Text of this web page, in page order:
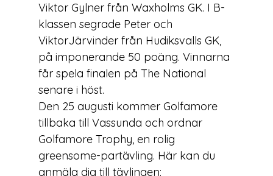
Viktor Gylner från Waxholms GK. I B-
klassen segrade Peter och
ViktorJärvinder från Hudiksvalls GK,
på imponerande 50 poäng. Vinnarna
får spela finalen på The National
senare i höst.
Den 25 augusti kommer Golfamore
tillbaka till Vassunda och ordnar
Golfamore Trophy, en rolig
greensome-partävling. Här kan du
anmäla dig till tävlingen: